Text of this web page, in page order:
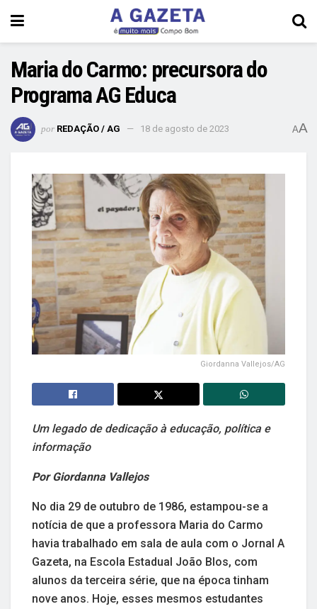
Maria do Carmo: precursora do
Programa AG Educa
por REDAÇÃO / AG 18 de agosto de 2023 AA
Giordanna Vallejos/AG
Um legado de dedicação à educação, política e
informação
Por Giordanna Vallejos
No dia 29 de outubro de 1986, estampou-se a
notícia de que a professora Maria do Carmo
havia trabalhado em sala de aula com o Jornal A
Gazeta, na Escola Estadual João Blos, com
alunos da terceira série, que na época tinham
nove anos. Hoje, esses mesmos estudantes